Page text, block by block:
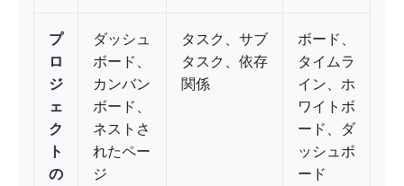
プ
ロ
ジ
ェ
ク
ト
の
ダッシュ
ボード、
カンバン
ボード、
ネストさ
れたペー
ジ
タスク、サブ
タスク、依存
関係
ボード、
タイムラ
イン、ホ
ワイトボ
ード、ダ
ッシュボ
ード